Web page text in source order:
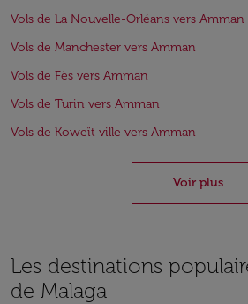
Vols de La Nouvelle-Orléans vers Amman
Vols de Manchester vers Amman
Vols de Fès vers Amman
Vols de Turin vers Amman
Vols de Koweït ville vers Amman
Voir plus
Les destinations
de Malaga